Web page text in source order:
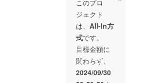
前には
必ずお
届けの
リター
ンに貼
付され
たラベ
ルや注
意書き
をご確
品時
期：オ
ンライ
ン打ち
合わせ
から約
1.5ヶ月
程度
※ ご支
援いた
だいて
から
「2024
年11
月〜
2025年
ヒード
リップ
バッグ
(4個) ・
みその
フィナ
ンシェ
(4個) ・
太田酒
造場の
のプロ
ジェク
トを応
援しな
がらコ
レク
ターデ
ビュー
しちゃ
いま
このプロ
ジェクト
は、 All-In方
式です。
目標金額に
関わらず、
2024/09/30